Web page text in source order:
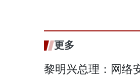
更多
黎明兴总理：网络